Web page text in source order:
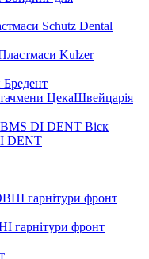
Schutz Dental
Kulzer
ЦекаШвейцарія
Віск
DENT
гарнітури фронт